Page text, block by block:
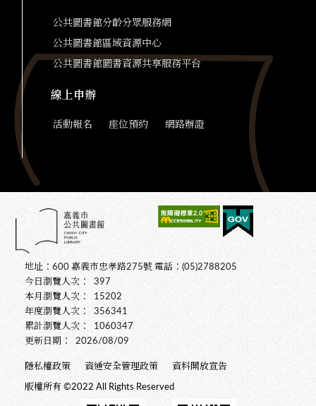
公共圖書館分齡分眾服務網
公共圖書館區域資源中心
公共圖書館圖書資源共享服務平台
線上申辦
活動報名 座位預約 網路辦證
地址：600 嘉義市忠孝路275號 電話：(05)2788205
今日瀏覽人次：
397
本月瀏覽人次：
15202
年度瀏覽人次：
356341
累計瀏覽人次：
1060347
更新日期：
2026/08/09
隱私權政策 資通安全管理政策 資料開放宣告
版權所有 ©2022 All Rights Reserved